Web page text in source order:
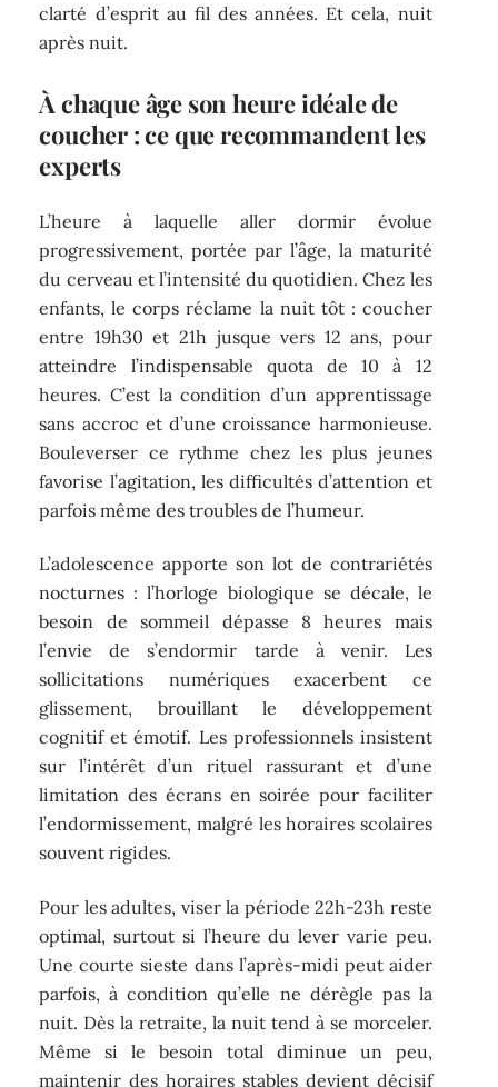
clarté d’esprit au fil des années. Et cela, nuit
après nuit.
À chaque âge son heure idéale de
coucher : ce que recommandent les
experts
L’heure à laquelle aller dormir évolue
progressivement, portée par l’âge, la maturité
du cerveau et l’intensité du quotidien. Chez les
enfants, le corps réclame la nuit tôt : coucher
entre 19h30 et 21h jusque vers 12 ans, pour
atteindre l’indispensable quota de 10 à 12
heures. C’est la condition d’un apprentissage
sans accroc et d’une croissance harmonieuse.
Bouleverser ce rythme chez les plus jeunes
favorise l’agitation, les difficultés d’attention et
parfois même des troubles de l’humeur.
L’adolescence apporte son lot de contrariétés
nocturnes : l’horloge biologique se décale, le
besoin de sommeil dépasse 8 heures mais
l’envie de s’endormir tarde à venir. Les
sollicitations numériques exacerbent ce
glissement, brouillant le développement
cognitif et émotif. Les professionnels insistent
sur l’intérêt d’un rituel rassurant et d’une
limitation des écrans en soirée pour faciliter
l’endormissement, malgré les horaires scolaires
souvent rigides.
Pour les adultes, viser la période 22h-23h reste
optimal, surtout si l’heure du lever varie peu.
Une courte sieste dans l’après-midi peut aider
parfois, à condition qu’elle ne dérègle pas la
nuit. Dès la retraite, la nuit tend à se morceler.
Même si le besoin total diminue un peu,
maintenir des horaires stables devient décisif